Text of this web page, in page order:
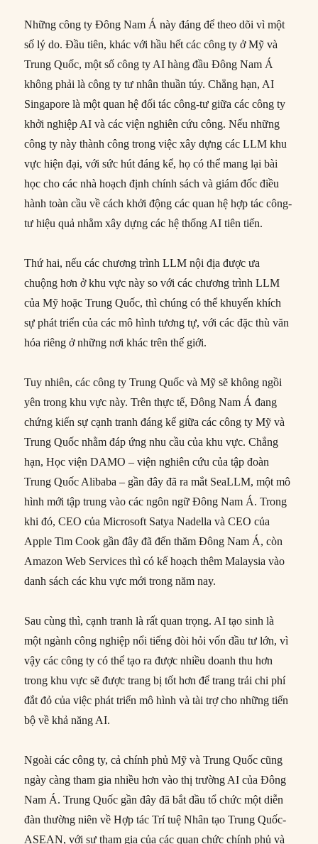
Những công ty Đông Nam Á này đáng để theo dõi vì một
số lý do. Đầu tiên, khác với hầu hết các công ty ở Mỹ và
Trung Quốc, một số công ty AI hàng đầu Đông Nam Á
không phải là công ty tư nhân thuần túy. Chẳng hạn, AI
Singapore là một quan hệ đối tác công-tư giữa các công ty
khởi nghiệp AI và các viện nghiên cứu công. Nếu những
công ty này thành công trong việc xây dựng các LLM khu
vực hiện đại, với sức hút đáng kể, họ có thể mang lại bài
học cho các nhà hoạch định chính sách và giám đốc điều
hành toàn cầu về cách khởi động các quan hệ hợp tác công-
tư hiệu quả nhằm xây dựng các hệ thống AI tiên tiến.
Thứ hai, nếu các chương trình LLM nội địa được ưa
chuộng hơn ở khu vực này so với các chương trình LLM
của Mỹ hoặc Trung Quốc, thì chúng có thể khuyến khích
sự phát triển của các mô hình tương tự, với các đặc thù văn
hóa riêng ở những nơi khác trên thế giới.
Tuy nhiên, các công ty Trung Quốc và Mỹ sẽ không ngồi
yên trong khu vực này. Trên thực tế, Đông Nam Á đang
chứng kiến sự cạnh tranh đáng kể giữa các công ty Mỹ và
Trung Quốc nhằm đáp ứng nhu cầu của khu vực. Chẳng
hạn, Học viện DAMO – viện nghiên cứu của tập đoàn
Trung Quốc Alibaba – gần đây đã ra mắt SeaLLM, một mô
hình mới tập trung vào các ngôn ngữ Đông Nam Á. Trong
khi đó, CEO của Microsoft Satya Nadella và CEO của
Apple Tim Cook gần đây đã đến thăm Đông Nam Á, còn
Amazon Web Services thì có kế hoạch thêm Malaysia vào
danh sách các khu vực mới trong năm nay.
Sau cùng thì, cạnh tranh là rất quan trọng. AI tạo sinh là
một ngành công nghiệp nổi tiếng đòi hỏi vốn đầu tư lớn, vì
vậy các công ty có thể tạo ra được nhiều doanh thu hơn
trong khu vực sẽ được trang bị tốt hơn để trang trải chi phí
đắt đỏ của việc phát triển mô hình và tài trợ cho những tiến
bộ về khả năng AI.
Ngoài các công ty, cả chính phủ Mỹ và Trung Quốc cũng
ngày càng tham gia nhiều hơn vào thị trường AI của Đông
Nam Á. Trung Quốc gần đây đã bắt đầu tổ chức một diễn
đàn thường niên về Hợp tác Trí tuệ Nhân tạo Trung Quốc-
ASEAN, với sự tham gia của các quan chức chính phủ và